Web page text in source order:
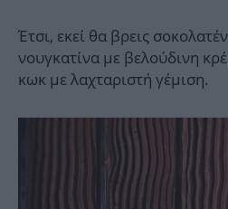
Έτσι, εκεί θα βρεις
νουγκατίνα με βελούδινη
κωκ με λαχταριστή γέμιση.